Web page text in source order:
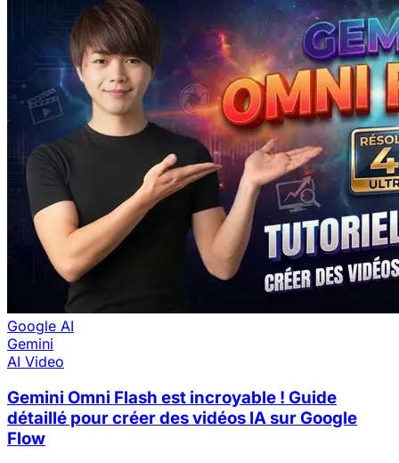
Google AI
Gemini
AI Video
Gemini Omni Flash est incroyable ! Guide
détaillé pour créer des vidéos IA sur Google
Flow